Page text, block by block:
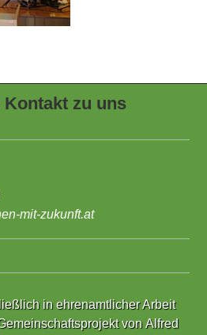
zu uns
mit-zukunft.at
in ehrenamtlicher Arbeit
vonAlfred